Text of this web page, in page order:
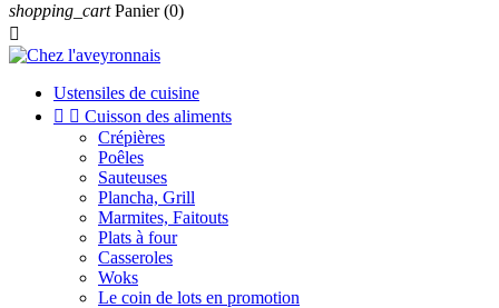
shopping_cart Panier (0)

Ustensiles de cuisine
  Cuisson des aliments
Crépières
Poêles
Sauteuses
Plancha, Grill
Marmites, Faitouts
Plats à four
Casseroles
Woks
Le coin de lots en promotion